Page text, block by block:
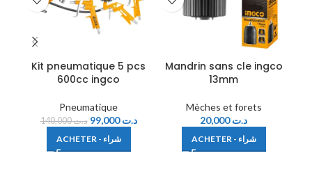
Kit pneumatique 5 pcs
600cc ingco
Pneumatique
د.ت140,000 د.ت99,000
ACHETER - شراء
Mandrin sans cle ingco
13mm
Mèches et forets
د.ت20,000
ACHETER - شراء